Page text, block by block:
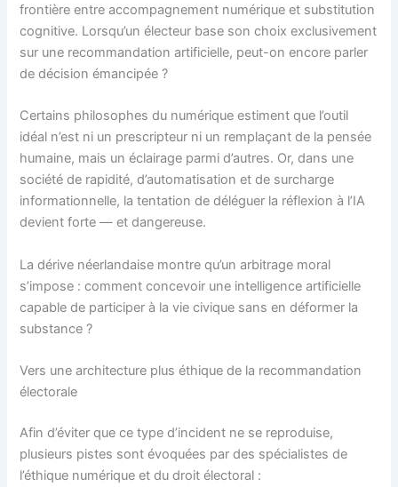
frontière entre accompagnement numérique et substitution
cognitive. Lorsqu’un électeur base son choix exclusivement
sur une recommandation artificielle, peut-on encore parler
de décision émancipée ?
Certains philosophes du numérique estiment que l’outil
idéal n’est ni un prescripteur ni un remplaçant de la pensée
humaine, mais un éclairage parmi d’autres. Or, dans une
société de rapidité, d’automatisation et de surcharge
informationnelle, la tentation de déléguer la réflexion à l’IA
devient forte — et dangereuse.
La dérive néerlandaise montre qu’un arbitrage moral
s’impose : comment concevoir une intelligence artificielle
capable de participer à la vie civique sans en déformer la
substance ?
Vers une architecture plus éthique de la recommandation
électorale
Afin d’éviter que ce type d’incident ne se reproduise,
plusieurs pistes sont évoquées par des spécialistes de
l’éthique numérique et du droit électoral :